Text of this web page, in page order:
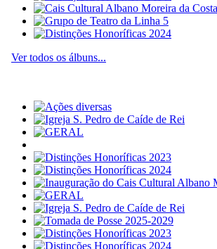
Ver todos os álbuns...